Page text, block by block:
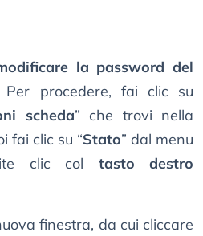
la password del
procedere, fai clic su
scheda” che trovi nella
fai clic su “Stato” dal menu
clic col tasto destro
finestra, da cui cliccare